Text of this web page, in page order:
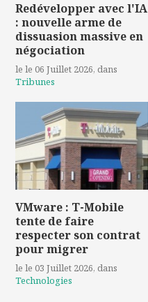
Redévelopper avec l'IA
: nouvelle arme de
dissuasion massive en
négociation
le le 06 Juillet 2026, dans
Tribunes
VMware : T-Mobile
tente de faire
respecter son contrat
pour migrer
le le 03 Juillet 2026, dans
Technologies